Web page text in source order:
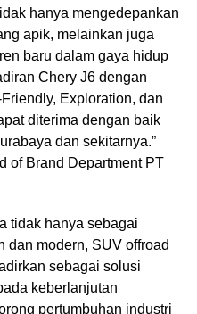
hanya mengedepankan
apik, melainkan juga
baru dalam gaya hidup
Chery J6 dengan
Exploration, dan
diterima dengan baik
dan sekitarnya.”
of Brand Department PT
tidak hanya sebagai
dan modern, SUV offroad
sebagai solusi
keberlanjutan
pertumbuhan industri